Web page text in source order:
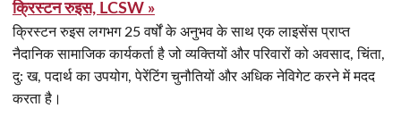
क्रिस्टन रुइस, LCSW »
क्रिस्टन रुइस लगभग 25 वर्षों के अनुभव के साथ एक लाइसेंस प्राप्त
नैदानिक सामाजिक कार्यकर्ता है जो व्यक्तियों और परिवारों को अवसाद, चिंता,
दु: ख, पदार्थ का उपयोग, पेरेंटिंग चुनौतियों और अधिक नेविगेट करने में मदद
करता है।